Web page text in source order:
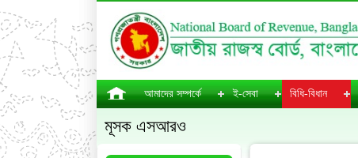
আমাদের সম্পর্কে ই-সেবা বিধি-বিধান
মূসক এসআরও